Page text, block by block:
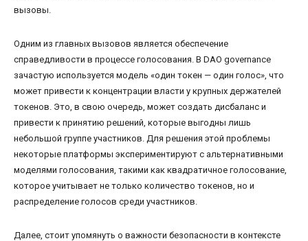
вызовы.
Одним из главных вызовов является обеспечение
справедливости в процессе голосования. В DAO governance
зачастую используется модель «один токен — один голос», что
может привести к концентрации власти у крупных держателей
токенов. Это, в свою очередь, может создать дисбаланс и
привести к принятию решений, которые выгодны лишь
небольшой группе участников. Для решения этой проблемы
некоторые платформы экспериментируют с альтернативными
моделями голосования, такими как квадратичное голосование,
которое учитывает не только количество токенов, но и
распределение голосов среди участников.
Далее, стоит упомянуть о важности безопасности в контексте